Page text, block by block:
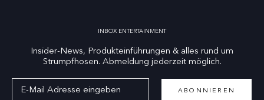
INBOX ENTERTAINMENT
Insider-News, Produkteinführungen & alles rund um
Strumpfhosen. Abmeldung jederzeit möglich.
ABONNIEREN